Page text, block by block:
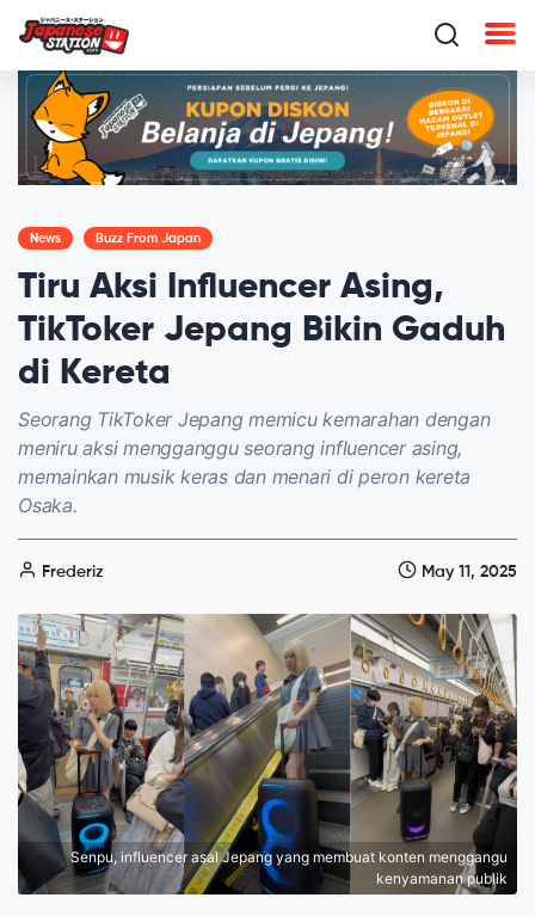
News Buzz From Japan
Tiru Aksi Influencer Asing,
TikToker Jepang Bikin Gaduh
di Kereta
Seorang TikToker Jepang memicu kemarahan dengan
meniru aksi mengganggu seorang influencer asing,
memainkan musik keras dan menari di peron kereta
Osaka.
Frederiz May 11, 2025
Senpu, influencer asal Jepang yang membuat konten menggangu
kenyamanan publik